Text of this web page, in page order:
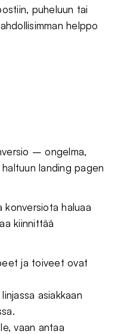
puheluun tai
helppo
– ongelma,
landing pagen
konversiota haluaa
kiinnittää
ja toiveet ovat
asiakkaan
vaan antaa